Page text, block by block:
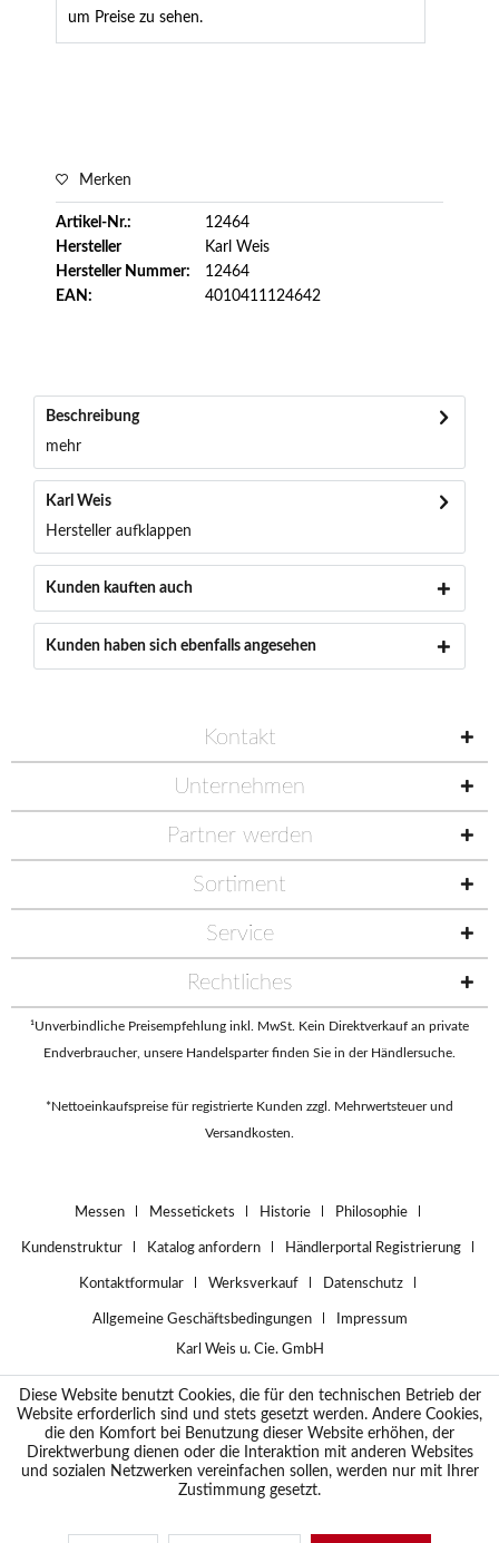
um Preise zu sehen.
Merken
Artikel-Nr.:
12464
Hersteller
Karl Weis
Hersteller Nummer:
12464
EAN:
4010411124642
Beschreibung
mehr
Karl Weis
Hersteller aufklappen
Kunden kauften auch
Kunden haben sich ebenfalls angesehen
Rechtliches
Unternehmen
Partner werden
Kontakt
Sortiment
Service
¹Unverbindliche Preisempfehlung inkl. MwSt. Kein Direktverkauf an private
Endverbraucher, unsere Handelsparter finden Sie in der Händlersuche
*Nettoeinkaufspreise für registrierte Kunden zzgl. Mehrwertsteuer und
Versandkosten.
Messen Messetickets Historie Philosophie
Kundenstruktur Katalog anfordern Händlerportal Registrierung
Kontaktformular Werksverkauf Datenschutz
Allgemeine Geschäftsbedingungen Impressum
Karl Weis u. Cie. GmbH
Diese Website benutzt Cookies, die für den technischen Betrieb der
Website erforderlich sind und stets gesetzt werden. Andere Cookies,
die den Komfort bei Benutzung dieser Website erhöhen, der
Direktwerbung dienen oder die Interaktion mit anderen Websites
und sozialen Netzwerken vereinfachen sollen, werden nur mit Ihrer
Zustimmung gesetzt.